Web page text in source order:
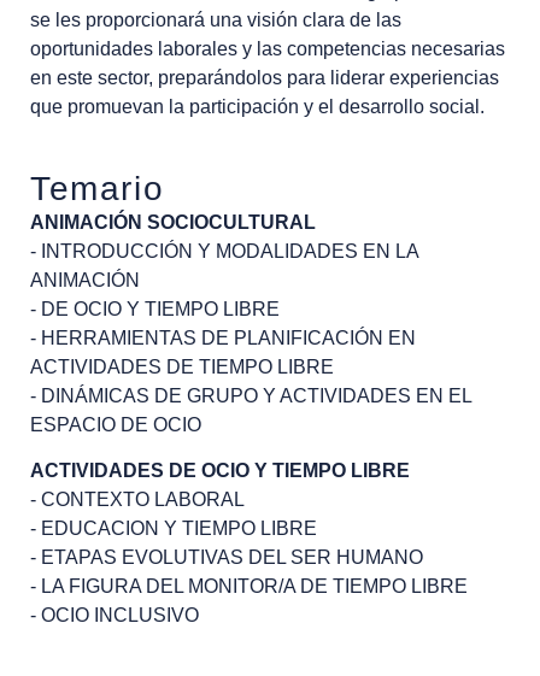
se les proporcionará una visión clara de las
oportunidades laborales y las competencias necesarias
en este sector, preparándolos para liderar experiencias
que promuevan la participación y el desarrollo social.
Temario
ANIMACIÓN SOCIOCULTURAL
- INTRODUCCIÓN Y MODALIDADES EN LA
ANIMACIÓN
- DE OCIO Y TIEMPO LIBRE
- HERRAMIENTAS DE PLANIFICACIÓN EN
ACTIVIDADES DE TIEMPO LIBRE
- DINÁMICAS DE GRUPO Y ACTIVIDADES EN EL
ESPACIO DE OCIO
ACTIVIDADES DE OCIO Y TIEMPO LIBRE
- CONTEXTO LABORAL
- EDUCACION Y TIEMPO LIBRE
- ETAPAS EVOLUTIVAS DEL SER HUMANO
- LA FIGURA DEL MONITOR/A DE TIEMPO LIBRE
- OCIO INCLUSIVO